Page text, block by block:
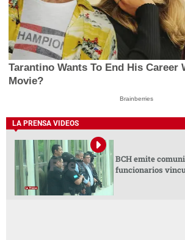
Tarantino Wants To End His Career
Movie?
Brainberries
LA PRENSA VIDEOS
BCH emite
funcionarios